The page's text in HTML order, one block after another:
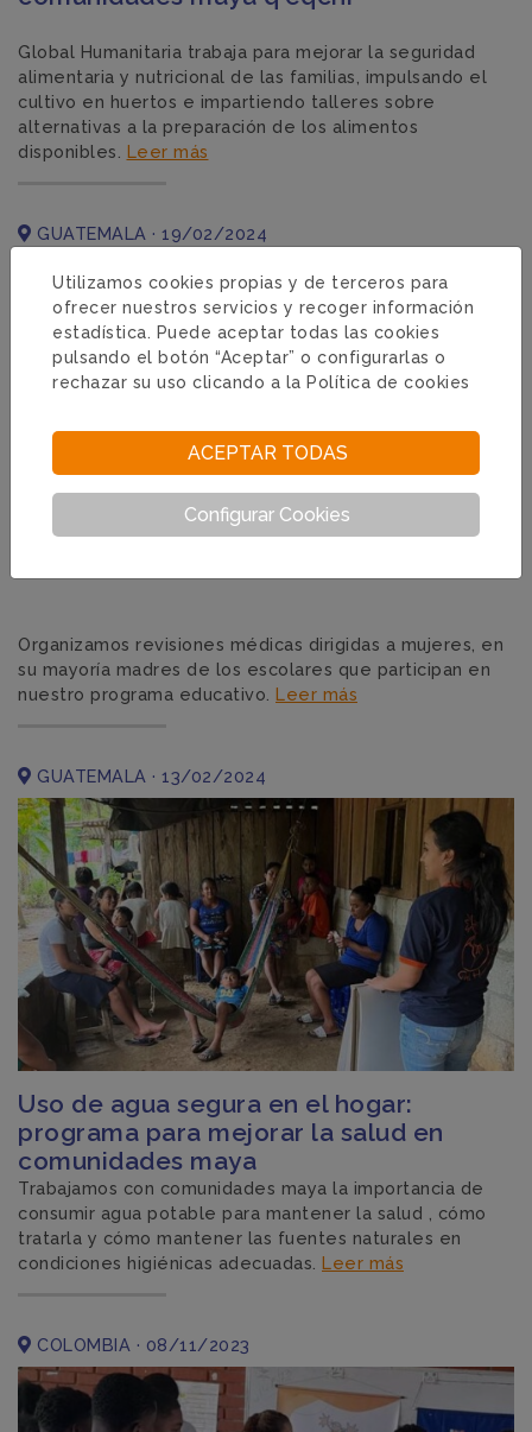
Global Humanitaria trabaja para mejorar la seguridad
alimentaria y nutricional de las familias, impulsando el
cultivo en huertos e impartiendo talleres sobre
alternativas a la preparación de los alimentos
disponibles. Leer más
GUATEMALA · 19/02/2024
Organizamos revisiones médicas dirigidas a mujeres, en
su mayoría madres de los escolares que participan en
nuestro programa educativo. Leer más
GUATEMALA · 13/02/2024
Uso de agua segura en el hogar:
programa para mejorar la salud en
comunidades maya
Trabajamos con comunidades maya la importancia de
consumir agua potable para mantener la salud , cómo
tratarla y cómo mantener las fuentes naturales en
condiciones higiénicas adecuadas. Leer más
COLOMBIA · 08/11/2023
Utilizamos cookies propias y de terceros para
ofrecer nuestros servicios y recoger información
estadística. Puede aceptar todas las cookies
pulsando el botón “Aceptar” o configurarlas o
rechazar su uso clicando a la Política de cookies
ACEPTAR TODAS
Configurar Cookies